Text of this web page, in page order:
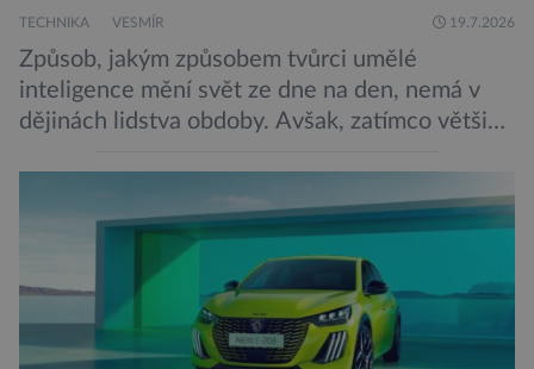
TECHNIKA VESMÍR 19.7.2026
Způsob, jakým způsobem tvůrci umělé
inteligence mění svět ze dne na den, nemá v
dějinách lidstva obdoby. Avšak, zatímco většina
bezpečnostní experti upozorňují na mnohem
méně nápadné riziko. Podle některých
odborníků by už během příštích dvou let mohly
pokročilé systémy AI výrazně usnadnit
kybernetické útoky […]